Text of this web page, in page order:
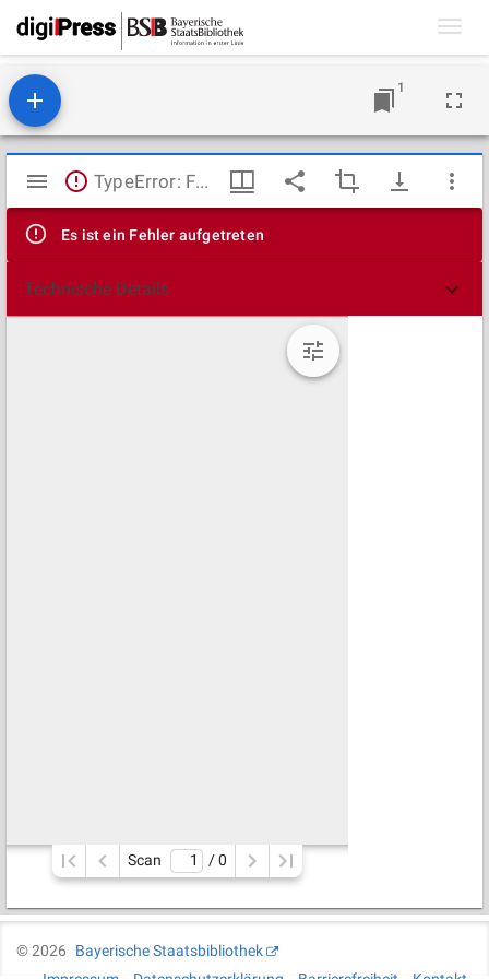
1
Mirador
Viewer
TypeError: Failed to fetch
Es ist ein Fehler aufgetreten
Technische Details
Scan / 0
©2026
Bayerische Staatsbibliothek